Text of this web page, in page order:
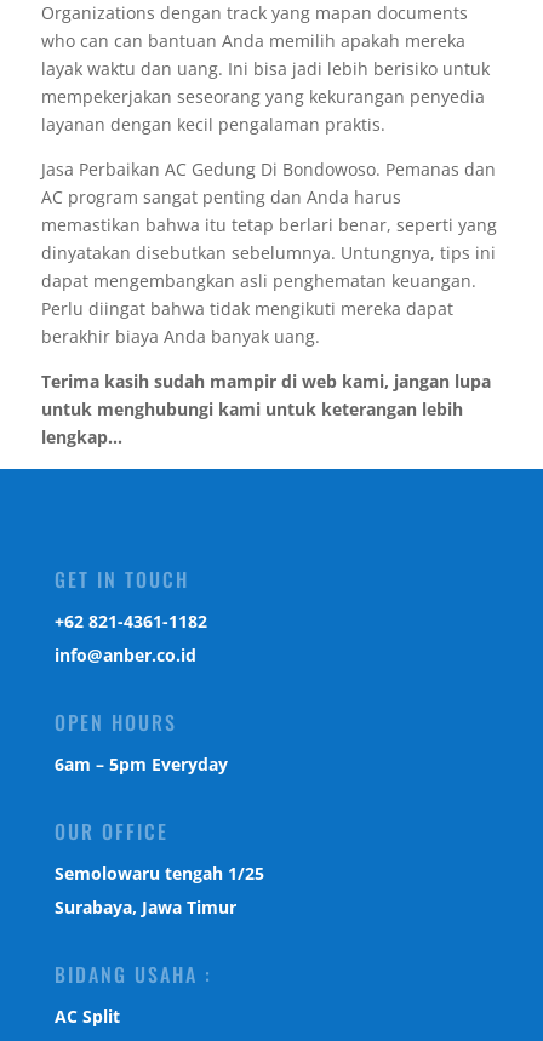
Organizations dengan track yang mapan documents
who can can bantuan Anda memilih apakah mereka
layak waktu dan uang. Ini bisa jadi lebih berisiko untuk
mempekerjakan seseorang yang kekurangan penyedia
layanan dengan kecil pengalaman praktis.
Jasa Perbaikan AC Gedung Di Bondowoso. Pemanas dan
AC program sangat penting dan Anda harus
memastikan bahwa itu tetap berlari benar, seperti yang
dinyatakan disebutkan sebelumnya. Untungnya, tips ini
dapat mengembangkan asli penghematan keuangan.
Perlu diingat bahwa tidak mengikuti mereka dapat
berakhir biaya Anda banyak uang.
Terima kasih sudah mampir di web kami, jangan lupa
untuk menghubungi kami untuk keterangan lebih
lengkap...
GET IN TOUCH
‎+62 821-4361-1182
info@anber.co.id
OPEN HOURS
6am – 5pm Everyday
OUR OFFICE
Semolowaru tengah 1/25
Surabaya, Jawa Timur
BIDANG USAHA :
AC Split